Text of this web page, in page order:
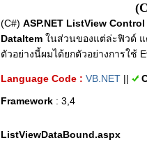
(C#) ASP.NET ListView
DataItem ในส่วนของแต่ล่ะฟิวด์
ตัวอย่างนี้ผมได้ยกตัวอย่างการใช้
Language Code : VB.NET ||
Framework : 3,4
ListViewDataBound.aspx